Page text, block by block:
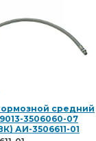
средний
3506060-07
АИ-3506611-01